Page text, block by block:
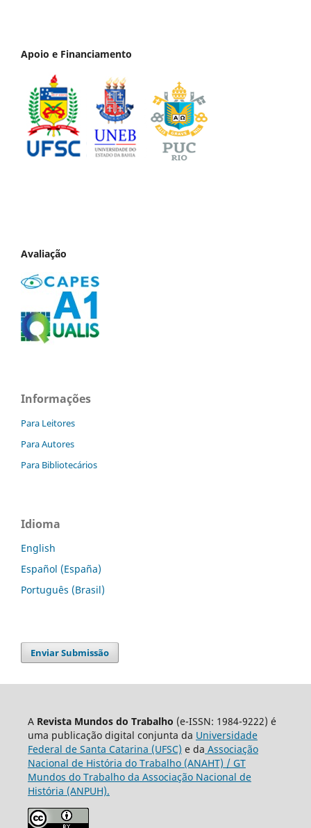
Apoio e Financiamento
Avaliação
Informações
Para Leitores
Para Autores
Para Bibliotecários
Idioma
English
Español (España)
Português (Brasil)
Enviar Submissão
A Revista Mundos do Trabalho (e-ISSN: 1984-9222) é
uma publicação digital conjunta da Universidade
Federal de Santa Catarina (UFSC) e da Associação
Nacional de História do Trabalho (ANAHT) / GT
Mundos do Trabalho da Associação Nacional de
História (ANPUH).